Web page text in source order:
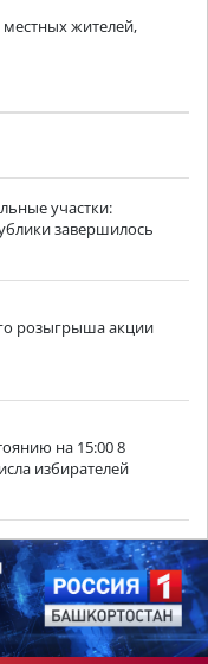
жителей,
участки:
завершилось
розыгрыша акции
на 15:00 8
избирателей